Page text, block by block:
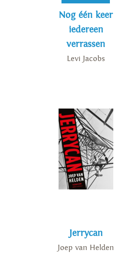
Nog één keer
iedereen
verrassen
Levi Jacobs
Jerrycan
Joep van Helden